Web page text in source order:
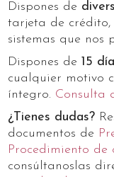
Dispones de
tarjeta de
sistemas que nos
Dispones de15
cualquier motivo
íntegro. Consulta
¿Tienes dudas?
documentos de
Procedimiento de
consúltanoslas